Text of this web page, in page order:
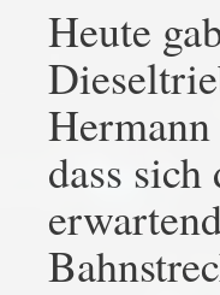
Heute
dass